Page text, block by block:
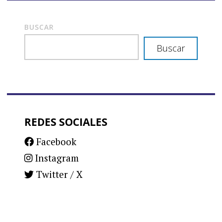
BUSCAR
Buscar
REDES SOCIALES
Facebook
Instagram
Twitter / X